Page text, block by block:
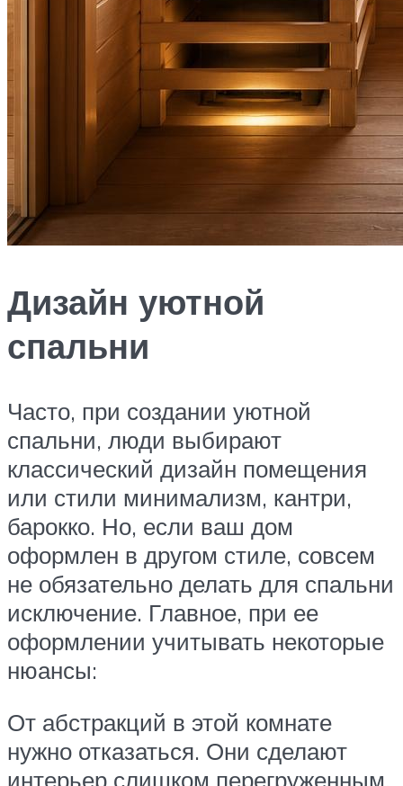
Дизайн уютной
спальни
Часто, при создании уютной
спальни, люди выбирают
классический дизайн помещения
или стили минимализм, кантри,
барокко. Но, если ваш дом
оформлен в другом стиле, совсем
не обязательно делать для спальни
исключение. Главное, при ее
оформлении учитывать некоторые
нюансы:
От абстракций в этой комнате
нужно отказаться. Они сделают
интерьер слишком перегруженным.